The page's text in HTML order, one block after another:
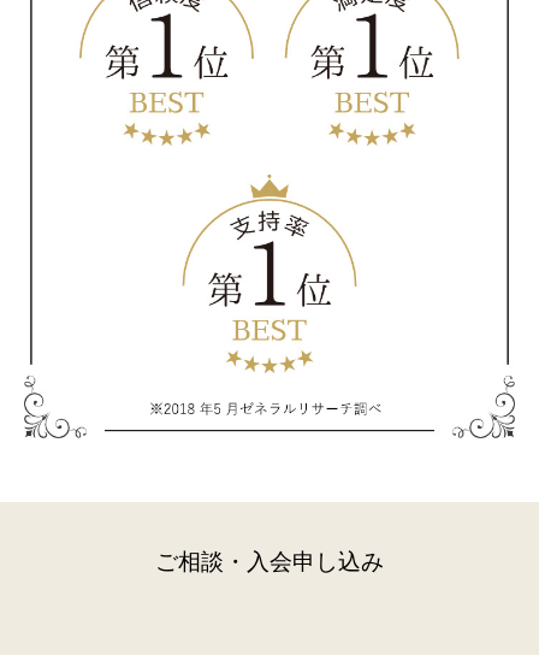
ご相談・入会申し込み